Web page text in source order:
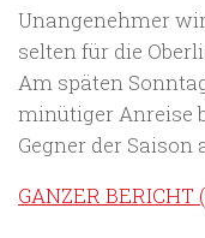
Unangenehmer
selten für die
Am späten
minütiger Anreise
Gegner der Saison
GANZER